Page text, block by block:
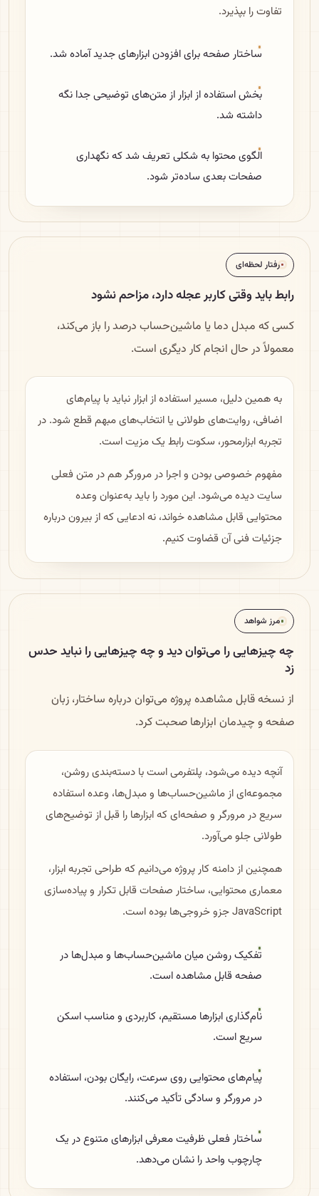
تفاوت را بپذیرد.
ساختار صفحه برای افزودن ابزارهای جدید آماده شد.
بخش استفاده از ابزار از متن‌های توضیحی جدا نگه
داشته شد.
الگوی محتوا به شکلی تعریف شد که نگهداری
صفحات بعدی ساده‌تر شود.
رفتار لحظه‌ای
رابط باید وقتی کاربر عجله دارد، مزاحم نشود
کسی که مبدل دما یا ماشین‌حساب درصد را باز می‌کند،
معمولاً در حال انجام کار دیگری است.
به همین دلیل، مسیر استفاده از ابزار نباید با پیام‌های
اضافی، روایت‌های طولانی یا انتخاب‌های مبهم قطع شود. در
تجربه ابزارمحور، سکوت رابط یک مزیت است.
مفهوم خصوصی بودن و اجرا در مرورگر هم در متن فعلی
سایت دیده می‌شود. این مورد را باید به‌عنوان وعده
محتوایی قابل مشاهده خواند، نه ادعایی که از بیرون درباره
جزئیات فنی آن قضاوت کنیم.
مرز شواهد
چه چیزهایی را می‌توان دید و چه چیزهایی را نباید حدس
زد
از نسخه قابل مشاهده پروژه می‌توان درباره ساختار، زبان
صفحه و چیدمان ابزارها صحبت کرد.
آنچه دیده می‌شود، پلتفرمی است با دسته‌بندی روشن،
مجموعه‌ای از ماشین‌حساب‌ها و مبدل‌ها، وعده استفاده
سریع در مرورگر و صفحه‌ای که ابزارها را قبل از توضیح‌های
طولانی جلو می‌آورد.
همچنین از دامنه کار پروژه می‌دانیم که طراحی تجربه ابزار،
معماری محتوایی، ساختار صفحات قابل تکرار و پیاده‌سازی
JavaScript جزو خروجی‌ها بوده است.
تفکیک روشن میان ماشین‌حساب‌ها و مبدل‌ها در
صفحه قابل مشاهده است.
نام‌گذاری ابزارها مستقیم، کاربردی و مناسب اسکن
سریع است.
پیام‌های محتوایی روی سرعت، رایگان بودن، استفاده
در مرورگر و سادگی تأکید می‌کنند.
ساختار فعلی ظرفیت معرفی ابزارهای متنوع در یک
چارچوب واحد را نشان می‌دهد.